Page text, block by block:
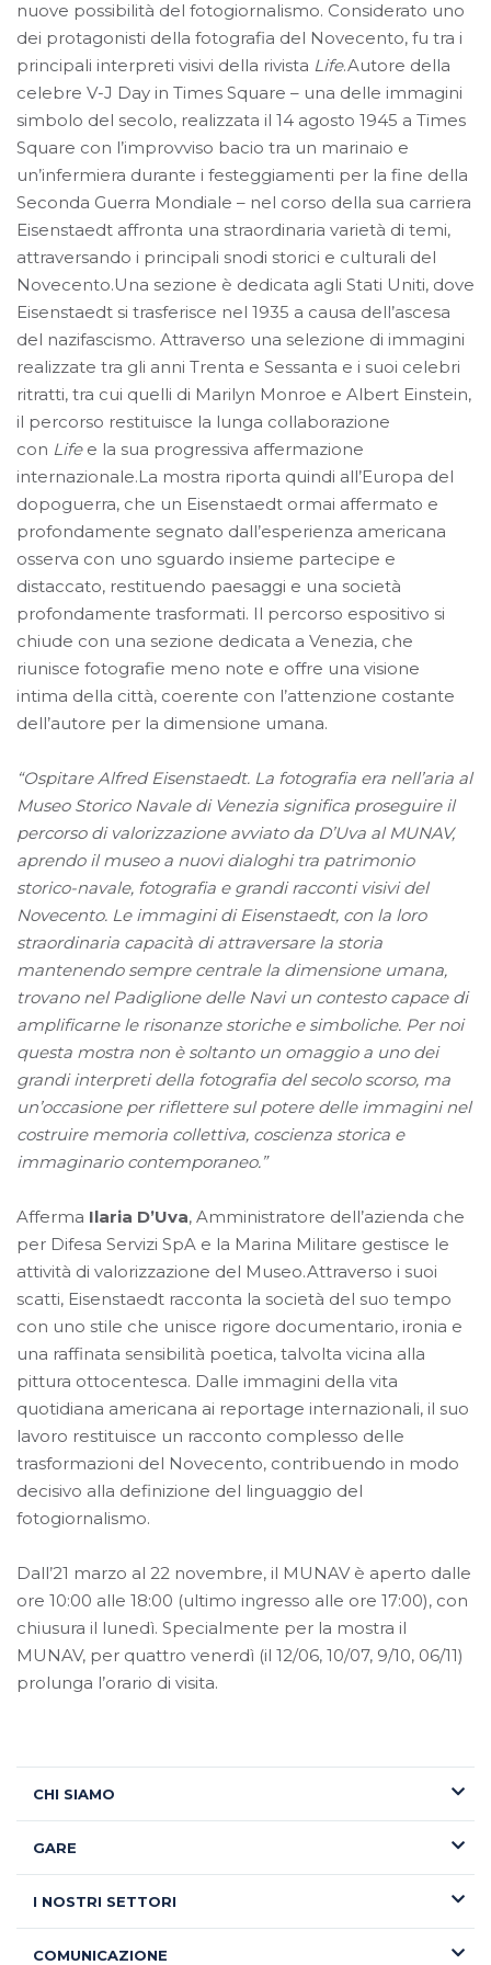
nuove possibilità del fotogiornalismo. Considerato uno
dei protagonisti della fotografia del Novecento, fu tra i
principali interpreti visivi della rivista Life.Autore della
celebre V-J Day in Times Square – una delle immagini
simbolo del secolo, realizzata il 14 agosto 1945 a Times
Square con l’improvviso bacio tra un marinaio e
un’infermiera durante i festeggiamenti per la fine della
Seconda Guerra Mondiale – nel corso della sua carriera
Eisenstaedt affronta una straordinaria varietà di temi,
attraversando i principali snodi storici e culturali del
Novecento.Una sezione è dedicata agli Stati Uniti, dove
Eisenstaedt si trasferisce nel 1935 a causa dell’ascesa
del nazifascismo. Attraverso una selezione di immagini
realizzate tra gli anni Trenta e Sessanta e i suoi celebri
ritratti, tra cui quelli di Marilyn Monroe e Albert Einstein,
il percorso restituisce la lunga collaborazione
con Lifee la sua progressiva affermazione
internazionale.La mostra riporta quindi all’Europa del
dopoguerra, che un Eisenstaedt ormai affermato e
profondamente segnato dall’esperienza americana
osserva con uno sguardo insieme partecipe e
distaccato, restituendo paesaggi e una società
profondamente trasformati. Il percorso espositivo si
chiude con una sezione dedicata a Venezia, che
riunisce fotografie meno note e offre una visione
intima della città, coerente con l’attenzione costante
dell’autore per la dimensione umana.
“Ospitare Alfred Eisenstaedt. La fotografia era nell’aria al
Museo Storico Navale di Venezia significa proseguire il
percorso di valorizzazione avviato da D’Uva al MUNAV,
aprendo il museo a nuovi dialoghi tra patrimonio
storico-navale, fotografia e grandi racconti visivi del
Novecento. Le immagini di Eisenstaedt, con la loro
straordinaria capacità di attraversare la storia
mantenendo sempre centrale la dimensione umana,
trovano nel Padiglione delle Navi un contesto capace di
amplificarne le risonanze storiche e simboliche. Per noi
questa mostra non è soltanto un omaggio a uno dei
grandi interpreti della fotografia del secolo scorso, ma
un’occasione per riflettere sul potere delle immagini nel
costruire memoria collettiva, coscienza storica e
immaginario contemporaneo.”
Afferma Ilaria D’Uva, Amministratore dell’azienda che
per Difesa Servizi SpA e la Marina Militare gestisce le
attività di valorizzazione del Museo.Attraverso i suoi
scatti, Eisenstaedt racconta la società del suo tempo
con uno stile che unisce rigore documentario, ironia e
una raffinata sensibilità poetica, talvolta vicina alla
pittura ottocentesca. Dalle immagini della vita
quotidiana americana ai reportage internazionali, il suo
lavoro restituisce un racconto complesso delle
trasformazioni del Novecento, contribuendo in modo
decisivo alla definizione del linguaggio del
fotogiornalismo.
Dall’21 marzo al 22 novembre, il MUNAV è aperto dalle
ore 10:00 alle 18:00 (ultimo ingresso alle ore 17:00), con
chiusura il lunedì. Specialmente per la mostra il
MUNAV, per quattro venerdì (il 12/06, 10/07, 9/10, 06/11)
prolunga l’orario di visita.
CHI SIAMO
GARE
I NOSTRI SETTORI
COMUNICAZIONE